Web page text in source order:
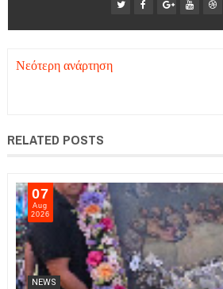
Νεότερη ανάρτηση
RELATED POSTS
07
Aug
2026
NEWS